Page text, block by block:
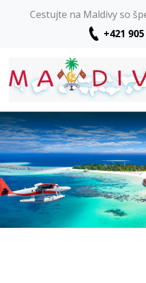
Cestujte na Maldivy so
+421